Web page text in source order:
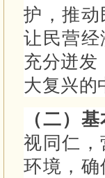
护，推
让民营
充分迸发
大复兴的
（二）
视同仁
环境，